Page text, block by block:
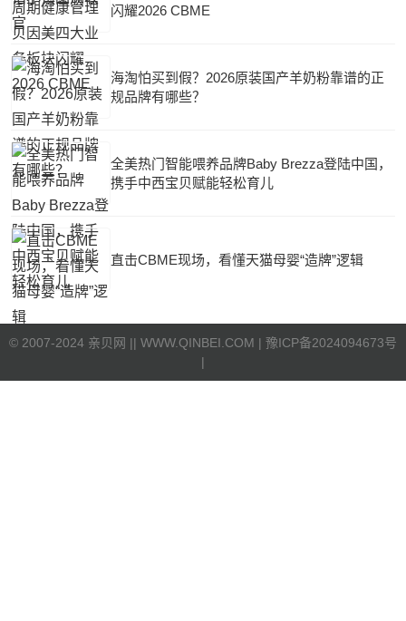
闪耀2026 CBME
海淘怕买到假？2026原装国产羊奶粉靠谱的正
规品牌有哪些？
全美热门智能喂养品牌Baby Brezza登陆中国，
携手中西宝贝赋能轻松育儿
直击CBME现场，看懂天猫母婴“造牌”逻辑
© 2007-2024 亲贝网 || WWW.QINBEI.COM | 豫ICP备2024094673号
|